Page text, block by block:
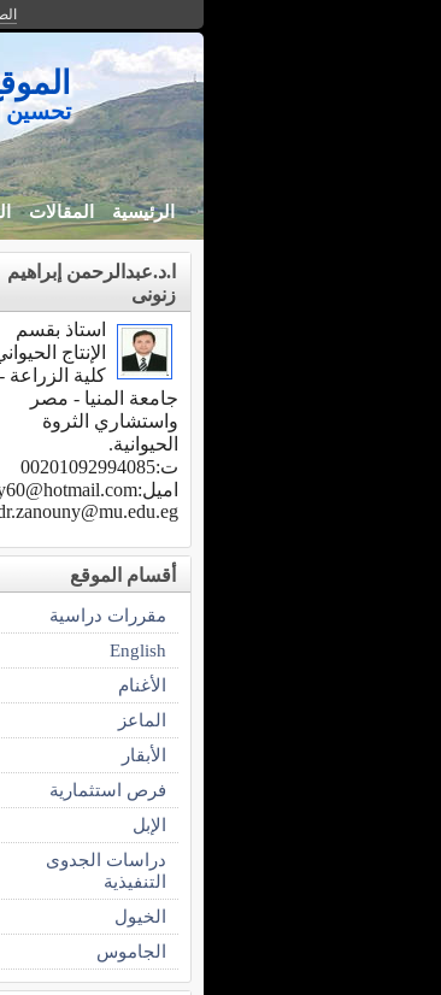
تحسين
الرئيسية المقالات
ا.د.عبدالرحمن إبراهيم
زنونى
استاذ بقسم
الإنتاج
كلية الزراعة -
جامعة المنيا - مصر
واستشاري الثروة
الحيوانية.
ت:00201092994085
اميل:
أقسام الموقع
مقررات دراسية
English
الأغنام
الماعز
الأبقار
فرص استثمارية
الإبل
دراسات الجدوى
التنفيذية
الخيول
الجاموس